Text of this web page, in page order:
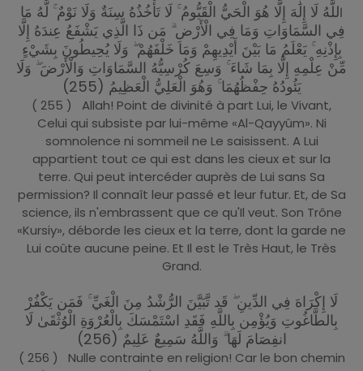
اللَّهُ لَا إِلَٰهَ إِلَّا هُوَ الْحَيُّ الْقَيُّومُ ۚ لَا تَأْخُذُهُ سِنَةٌ وَلَا نَوْمٌ ۚ لَّهُ مَا
فِي السَّمَاوَاتِ وَمَا فِي الْأَرْضِ ۗ مَن ذَا الَّذِي يَشْفَعُ عِندَهُ إِلَّا
بِإِذْنِهِ ۚ يَعْلَمُ مَا بَيْنَ أَيْدِيهِمْ وَمَا خَلْفَهُمْ ۖ وَلَا يُحِيطُونَ بِشَيْءٍ
مِّنْ عِلْمِهِ إِلَّا بِمَا شَاءَ ۚ وَسِعَ كُرْسِيُّهُ السَّمَاوَاتِ وَالْأَرْضَ ۖ وَلَا
يَئُودُهُ حِفْظُهُمَا ۚ وَهُوَ الْعَلِيُّ الْعَظِيمُ (255)
( 255 ) Allah! Point de divinité à part Lui, le Vivant,
Celui qui subsiste par lui-même «Al-Qayyûm». Ni
somnolence ni sommeil ne Le saisissent. A Lui
appartient tout ce qui est dans les cieux et sur la
terre. Qui peut intercéder auprès de Lui sans Sa
permission? Il connaît leur passé et leur futur. Et, de Sa
science, ils n'embrassent que ce qu'Il veut. Son Trône
«Kursiy», déborde les cieux et la terre, dont la garde ne
Lui coûte aucune peine. Et Il est le Très Haut, le Très
Grand.
لَا إِكْرَاهَ فِي الدِّينِ ۖ قَد تَّبَيَّنَ الرُّشْدُ مِنَ الْغَيِّ ۚ فَمَن يَكْفُرْ
بِالطَّاغُوتِ وَيُؤْمِن بِاللَّهِ فَقَدِ اسْتَمْسَكَ بِالْعُرْوَةِ الْوُثْقَىٰ لَا
انفِصَامَ لَهَا ۗ وَاللَّهُ سَمِيعٌ عَلِيمٌ (256)
( 256 ) Nulle contrainte en religion! Car le bon chemin